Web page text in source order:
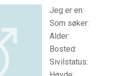
Jeg er en:
Som søker:
Alder:
Bosted:
Sivilstatus: